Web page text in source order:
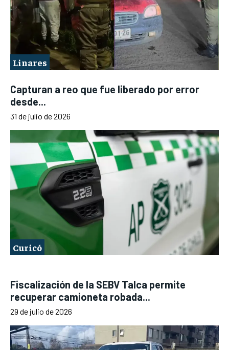
Linares
Capturan a reo que fue liberado por error
desde...
31 de julio de 2026
Curicó
Fiscalización de la SEBV Talca permite
recuperar camioneta robada...
29 de julio de 2026